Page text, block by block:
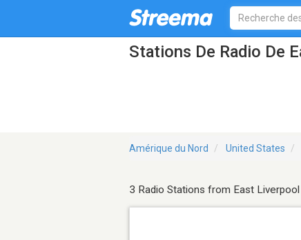
Stations De Radio De
Amérique du Nord United States
3 Radio Stations from East Liverpool